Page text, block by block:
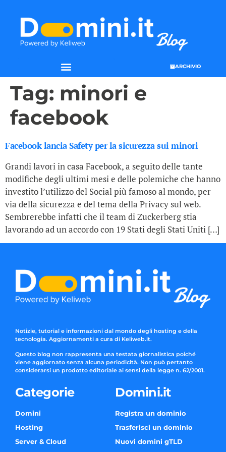
ARCHIVIO
Tag: minori e
facebook
Facebook lancia Safety per la sicurezza sui minori
Grandi lavori in casa Facebook, a seguito delle tante
modifiche degli ultimi mesi e delle polemiche che hanno
investito l’utilizzo del Social più famoso al mondo, per
via della sicurezza e del tema della Privacy sul web.
Sembrerebbe infatti che il team di Zuckerberg stia
lavorando ad un accordo con 19 Stati degli Stati Uniti […]
Notizie, tutorial e informazioni dal mondo degli hosting e della
tecnologia. Aggiornamenti a cura di Keliweb.it.
Questo blog non rappresenta una testata giornalistica poiché
viene aggiornato senza alcuna periodicità. Non può pertanto
considerarsi un prodotto editoriale ai sensi della legge n. 62/2001.
Categorie
Domini
Hosting
Server & Cloud
Domini.it
Registra un dominio
Trasferisci un dominio
Nuovi domini gTLD